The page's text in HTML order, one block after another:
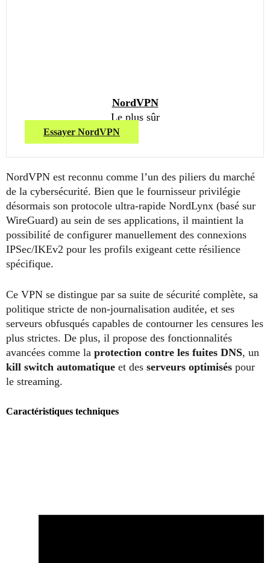
NordVPN
Le plus sûr
Essayer NordVPN
NordVPN est reconnu comme l’un des piliers du marché
de la cybersécurité. Bien que le fournisseur privilégie
désormais son protocole ultra-rapide NordLynx (basé sur
WireGuard) au sein de ses applications, il maintient la
possibilité de configurer manuellement des connexions
IPSec/IKEv2 pour les profils exigeant cette résilience
spécifique.
Ce VPN se distingue par sa suite de sécurité complète, sa
politique stricte de non-journalisation auditée, et ses
serveurs obfusqués capables de contourner les censures les
plus strictes. De plus, il propose des fonctionnalités
avancées comme la protection contre les fuites DNS, un
kill switch automatique et des serveurs optimisés pour
le streaming.
Caractéristiques techniques